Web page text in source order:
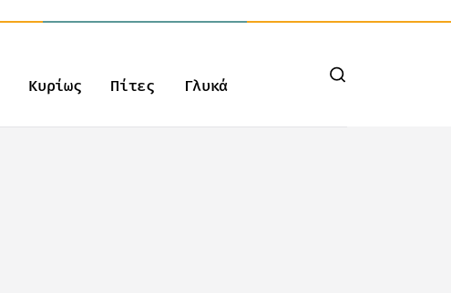
Κυρίως Πίτες Γλυκά